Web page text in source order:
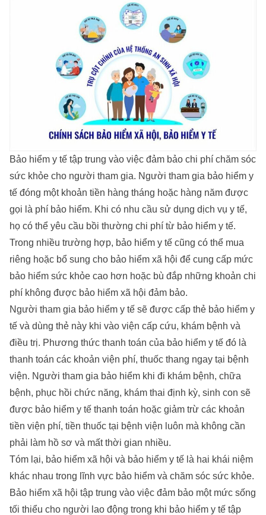
Bảo hiểm y tế tập trung vào việc đảm bảo chi phí chăm sóc
sức khỏe cho người tham gia. Người tham gia bảo hiểm y
tế đóng một khoản tiền hàng tháng hoặc hàng năm được
gọi là phí bảo hiểm. Khi có nhu cầu sử dụng dịch vụ y tế,
họ có thể yêu cầu bồi thường chi phí từ bảo hiểm y tế.
Trong nhiều trường hợp, bảo hiểm y tế cũng có thể mua
riêng hoặc bổ sung cho bảo hiểm xã hội để cung cấp mức
bảo hiểm sức khỏe cao hơn hoặc bù đắp những khoản chi
phí không được bảo hiểm xã hội đảm bảo.
Người tham gia bảo hiểm y tế sẽ được cấp thẻ bảo hiểm y
tế và dùng thẻ này khi vào viện cấp cứu, khám bệnh và
điều trị. Phương thức thanh toán của bảo hiểm y tế đó là
thanh toán các khoản viện phí, thuốc thang ngay tại bệnh
viện. Người tham gia bảo hiểm khi đi khám bệnh, chữa
bệnh, phục hồi chức năng, khám thai định kỳ, sinh con sẽ
được bảo hiểm y tế thanh toán hoặc giảm trừ các khoản
tiền viện phí, tiền thuốc tại bệnh viện luôn mà không cần
phải làm hồ sơ và mất thời gian nhiều.
Tóm lại, bảo hiểm xã hội và bảo hiểm y tế là hai khái niệm
khác nhau trong lĩnh vực bảo hiểm và chăm sóc sức khỏe.
Bảo hiểm xã hội tập trung vào việc đảm bảo một mức sống
tối thiểu cho người lao động trong khi bảo hiểm y tế tập